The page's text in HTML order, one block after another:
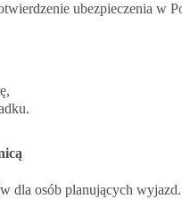
ubezpieczenia w
dla osób planujących